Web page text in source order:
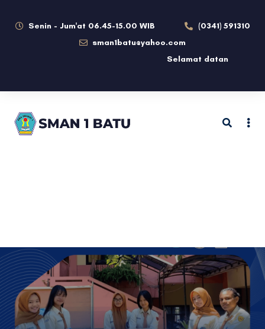
Senin - Jum'at 06.45-15.00 WIB
(0341) 591310
sman1batu@yahoo.com
Selamat datang di